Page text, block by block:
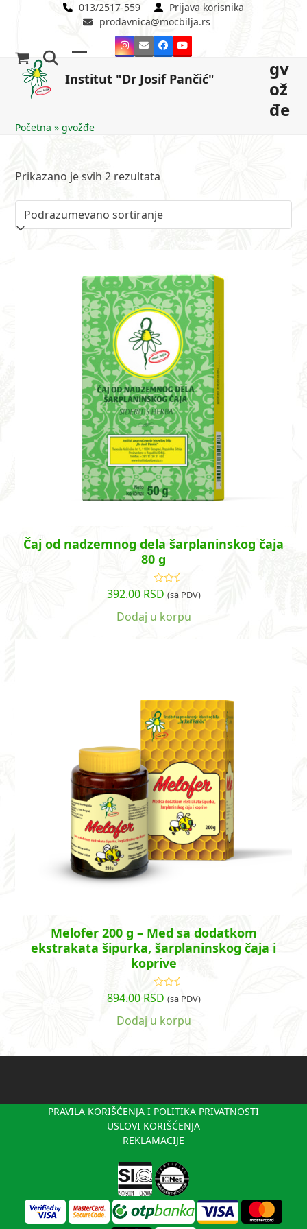
013/2517-559
Prijava korisnika
prodavnica@mocbilja.rs
Instagram
EmailFacebookYouTube
Institut "Dr Josif Pančić"
mobile
mobile
gv
ož
đe
Početna »gvožđe
Prikazano je svih 2 rezultata
Čaj od nadzemnog dela šarplaninskog čaja
80 g
Ocenjeno
sa5.00od
392.00 RSD (sa PDV)
Dodaj u korpu
Melofer 200 g – Med sa dodatkom
ekstrakata šipurka, šarplaninskog čaja i
koprive
Ocenjeno
sa4.85od
894.00 RSD (sa PDV)
Dodaj u korpu
PRAVILA KORIŠĆENJA I POLITIKA PRIVATNOSTI
USLOVI KORIŠĆENJA
REKLAMACIJE